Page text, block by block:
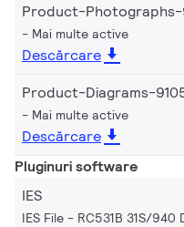
Product-Photographs-
Mai multe active
Descărcare
Product-Diagrams-
Mai multe active
Descărcare
Pluginuri software
IES
IES File - RC531B 31S/940